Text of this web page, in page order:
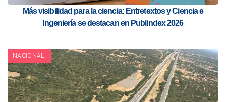
Más visibilidad para la ciencia: Entretextos y Ciencia e
Ingeniería se destacan en Publindex 2026
NACIONAL